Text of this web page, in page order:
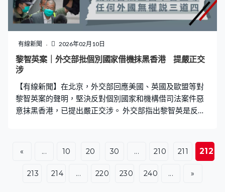
有線新聞 2026年02月10日
黎智英案｜外交部批個別國家借機抹黑香港 提嚴正交
涉
【有線新聞】在北京，外交部回應美國、英國及歐盟等對
黎智英案的聲明，堅決反對個別國家和機構借司法案件惡
意抹黑香港，已提出嚴正交涉。 外交部指出黎智英是反中
權說三道四，敦促尊重中國主權，停止插手香港事務干涉
« ... 10 20 30 ... 210 211 212
213 214 ... 220 230 240 ... »